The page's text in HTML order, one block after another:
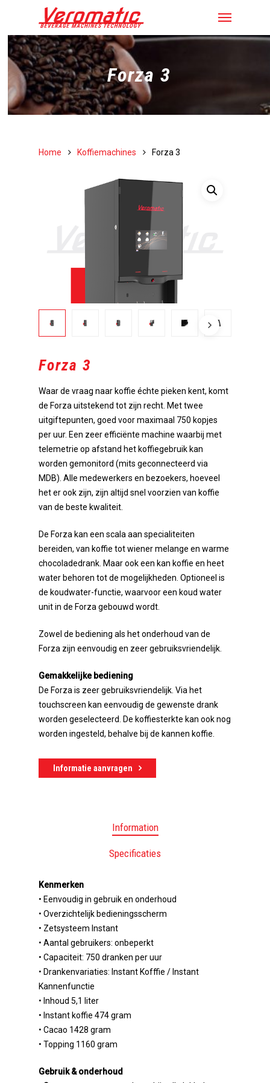
Forza 3
Home Koffiemachines Forza 3
Forza 3
Waar de vraag naar koffie échte pieken kent, komt
de Forza uitstekend tot zijn recht. Met twee
uitgiftepunten, goed voor maximaal 750 kopjes
per uur. Een zeer efficiënte machine waarbij met
telemetrie op afstand het koffiegebruik kan
worden gemonitord (mits geconnecteerd via
MDB). Alle medewerkers en bezoekers, hoeveel
het er ook zijn, zijn altijd snel voorzien van koffie
van de beste kwaliteit.
De Forza kan een scala aan specialiteiten
bereiden, van koffie tot wiener melange en warme
chocoladedrank. Maar ook een kan koffie en heet
water behoren tot de mogelijkheden. Optioneel is
de koudwater-functie, waarvoor een koud water
unit in de Forza gebouwd wordt.
Zowel de bediening als het onderhoud van de
Forza zijn eenvoudig en zeer gebruiksvriendelijk.
Gemakkelijke bediening
De Forza is zeer gebruiksvriendelijk. Via het
touchscreen kan eenvoudig de gewenste drank
worden geselecteerd. De koffiesterkte kan ook nog
worden ingesteld, behalve bij de kannen koffie.
Informatie aanvragen
Information
Specificaties
Kenmerken
• Eenvoudig in gebruik en onderhoud
• Overzichtelijk bedieningsscherm
• Zetsysteem Instant
• Aantal gebruikers: onbeperkt
• Capaciteit: 750 dranken per uur
• Drankenvariaties: Instant Kofffie / Instant
Kannenfunctie
• Inhoud 5,1 liter
• Instant koffie 474 gram
• Cacao 1428 gram
• Topping 1160 gram
Gebruik & onderhoud